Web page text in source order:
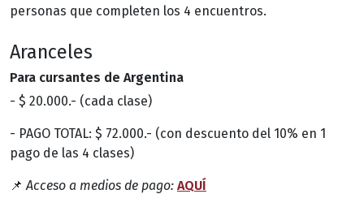
personas que completen los 4 encuentros.
Aranceles
Para cursantes de Argentina
- $ 20.000.- (cada clase)
- PAGO TOTAL: $ 72.000.- (con descuento del 10% en 1
pago de las 4 clases)
📌Acceso a medios de pago: AQUÍ